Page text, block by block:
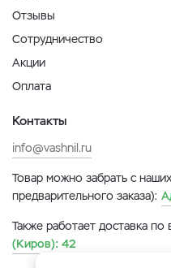
Отзывы
Сотрудничество
Акции
Оплата
Контакты
info@vashnil.ru
Товар можно забрать с
предварительного заказа):
Также работает доставка по
(Киров): 42